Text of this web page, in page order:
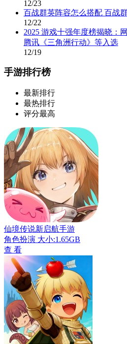
12/23
百战群英阵容怎么搭配 百战
12/22
2025 游戏十强年度榜揭晓：
腾讯《三角洲行动》等入选
12/19
手游排行榜
最新排行
最热排行
评分最高
仙境传说新启航手游
角色扮演 大小:1.65GB
查 看